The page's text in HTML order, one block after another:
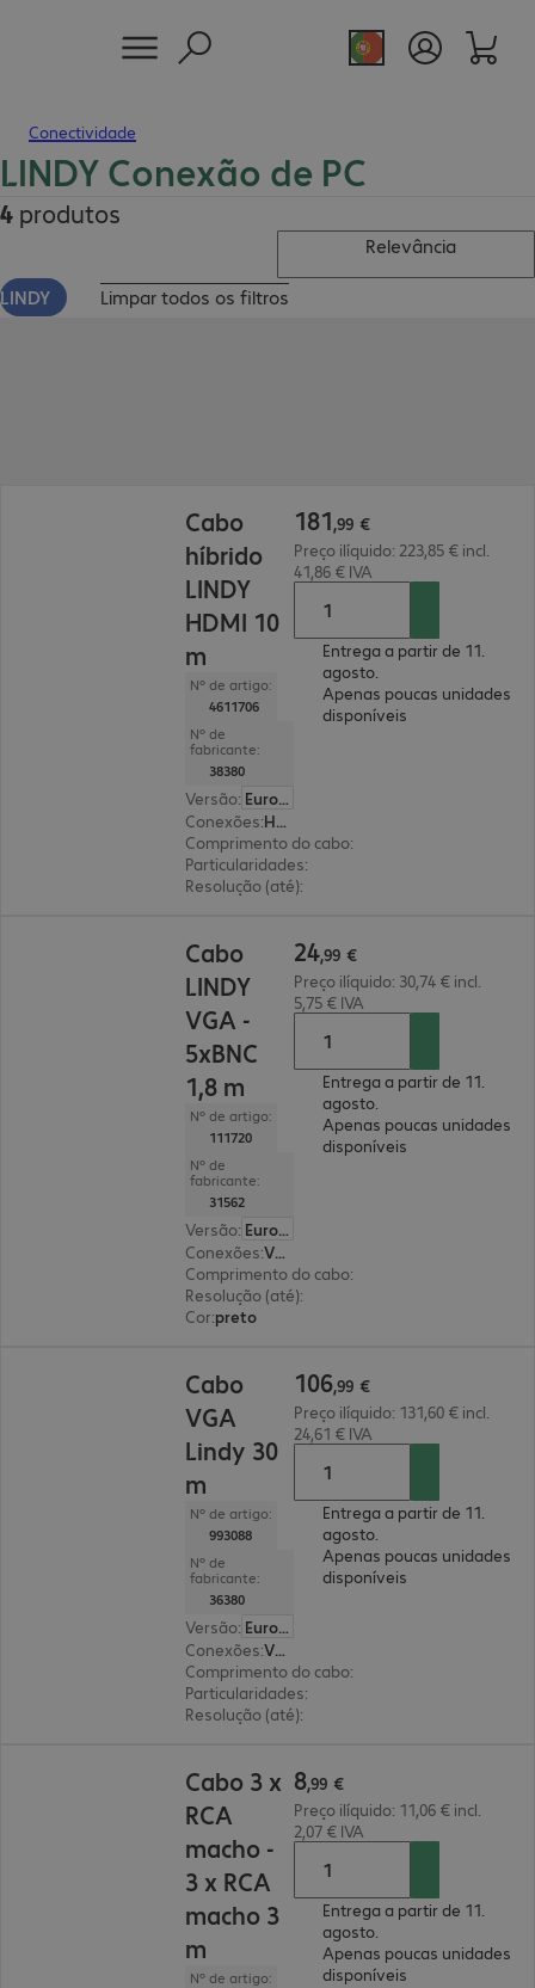
Conectividade
LINDY Conexão de PC
4 produtos
Relevância
LINDY Limpar todos os filtros
Cabo
híbrido
LINDY
HDMI 10
m
Nº de artigo:
4611706
Nº de
fabricante:
38380
Versão:
Europa
Conexões:
HDMI(A) | HDMI(A)
Comprimento do cabo:
Particularidades:
Resolução (até):
181,99 €
Preço ilíquido: 223,85 € incl.
41,86 € IVA
Entrega a partir de 11.
agosto.
Apenas poucas unidades
disponíveis
Cabo
LINDY
VGA -
5xBNC
1,8 m
Nº de artigo:
111720
Nº de
fabricante:
31562
Versão:
Europa
Conexões: VGA (HD15) | BNC
Comprimento do cabo:
Resolução (até):
Cor:preto
24,99 €
Preço ilíquido: 30,74 € incl.
5,75 € IVA
Entrega a partir de 11.
agosto.
Apenas poucas unidades
disponíveis
Cabo
VGA
Lindy 30
m
Nº de artigo:
993088
Nº de
fabricante:
36380
Versão:
Europa
Conexões: VGA (HD15) macho | VGA (HD15) macho
Comprimento do cabo:
Particularidades:
Resolução (até):
106,99 €
Preço ilíquido: 131,60 € incl.
24,61 € IVA
Entrega a partir de 11.
agosto.
Apenas poucas unidades
disponíveis
Cabo 3 x
RCA
macho -
3 x RCA
macho 3
m
Nº de artigo:
8,99 €
Preço ilíquido: 11,06 € incl.
2,07 € IVA
Entrega a partir de 11.
agosto.
Apenas poucas unidades
disponíveis